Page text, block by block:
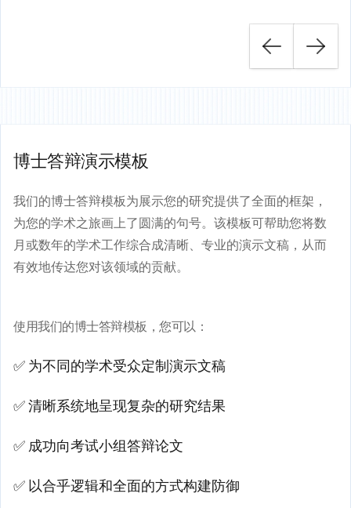
博士答辩演示模板
我们的博士答辩模板为展示您的研究提供了全面的框架，
为您的学术之旅画上了圆满的句号。该模板可帮助您将数
月或数年的学术工作综合成清晰、专业的演示文稿，从而
有效地传达您对该领域的贡献。
使用我们的博士答辩模板，您可以：
✅ 为不同的学术受众定制演示文稿
✅ 清晰系统地呈现复杂的研究结果
✅ 成功向考试小组答辩论文
✅ 以合乎逻辑和全面的方式构建防御